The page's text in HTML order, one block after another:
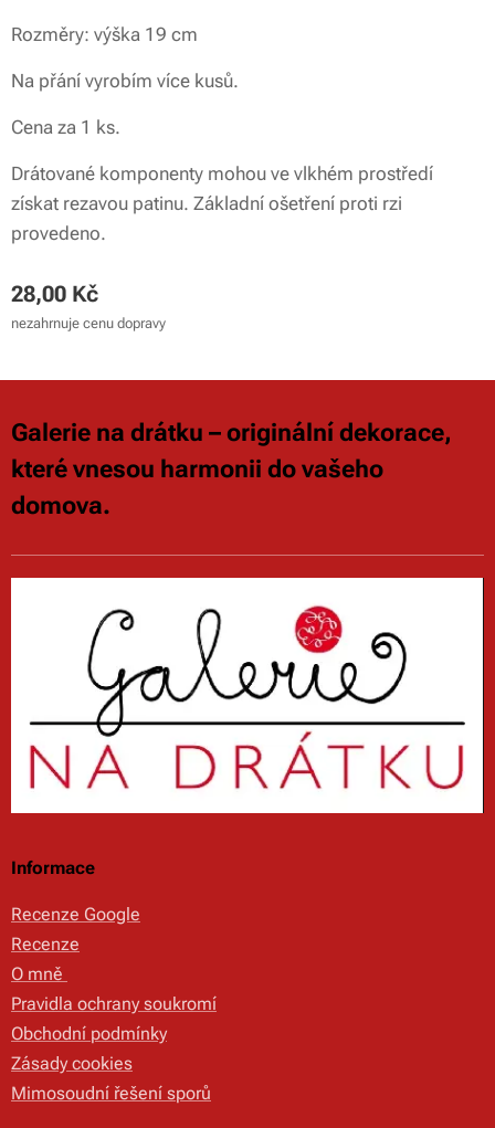
Rozměry: výška 19 cm
Na přání vyrobím více kusů.
Cena za 1 ks.
Drátované komponenty mohou ve vlkhém prostředí
získat rezavou patinu. Základní ošetření proti rzi
provedeno.
28,00 Kč
nezahrnuje cenu dopravy
Galerie na drátku – originální dekorace,
které vnesou harmonii do vašeho
domova.
Informace
Recenze Google
Recenze
O mně
Pravidla ochrany soukromí
Obchodní podmínky
Zásady cookies
Mimosoudní řešení sporů